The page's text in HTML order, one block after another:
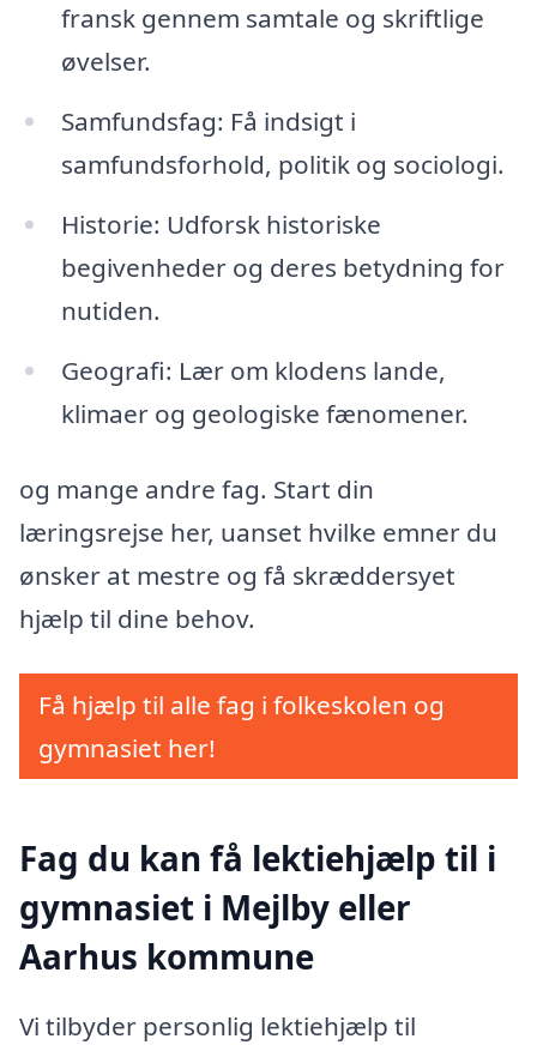
fransk gennem samtale og skriftlige
øvelser.
Samfundsfag: Få indsigt i
samfundsforhold, politik og sociologi.
Historie: Udforsk historiske
begivenheder og deres betydning for
nutiden.
Geografi: Lær om klodens lande,
klimaer og geologiske fænomener.
og mange andre fag. Start din
læringsrejse her, uanset hvilke emner du
ønsker at mestre og få skræddersyet
hjælp til dine behov.
Få hjælp til alle fag i folkeskolen og
gymnasiet her!
Fag du kan få lektiehjælp til i
gymnasiet i Mejlby eller
Aarhus kommune
Vi tilbyder personlig lektiehjælp til